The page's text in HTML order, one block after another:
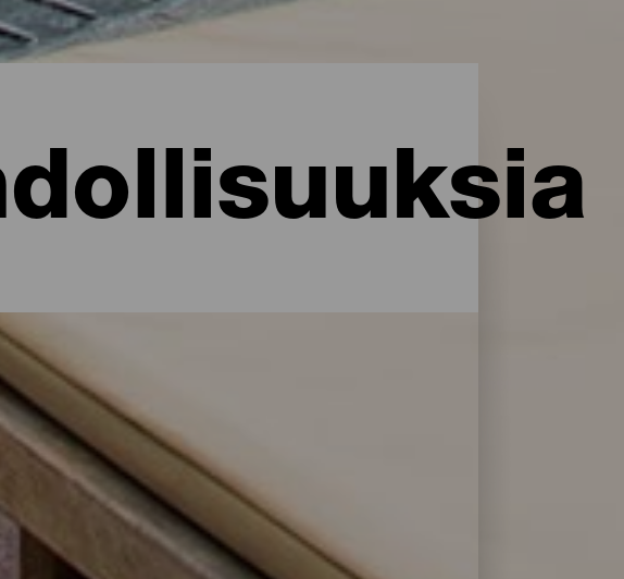
on runsaasti palveluja ja mukavuuksia: La Palma
neliökilometrillään. Löydä täydellinen majoitus akkujen
Bonitan parhaiden majoitusliikkeitä avulla.